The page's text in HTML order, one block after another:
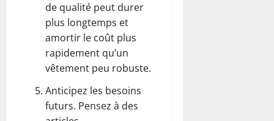
de qualité peut durer
plus longtemps et
amortir le coût plus
rapidement qu’un
vêtement peu robuste.
Anticipez les besoins
futurs. Pensez à des